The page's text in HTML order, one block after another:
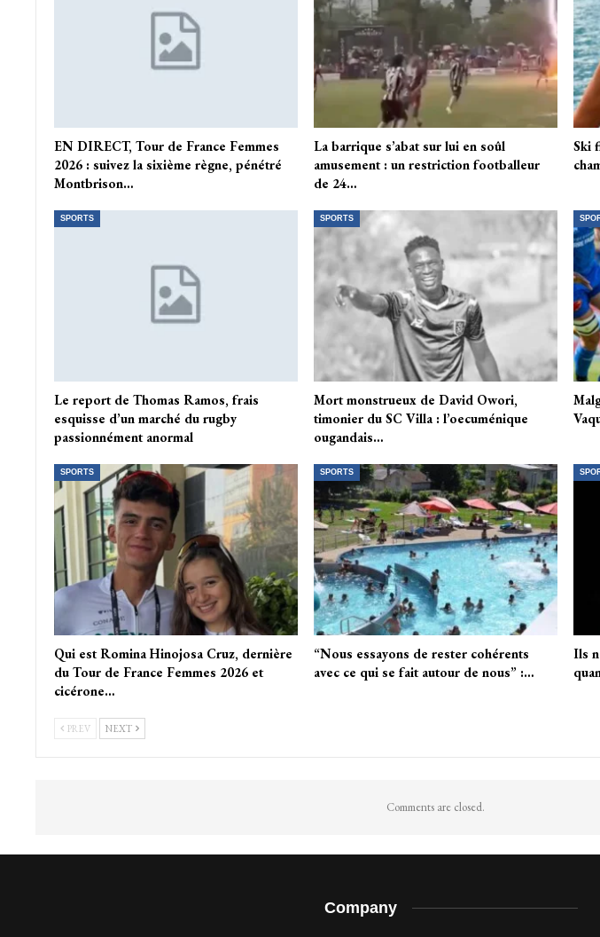
EN DIRECT, Tour de France Femmes
2026 : suivez la sixième règne, pénétré
Montbrison…
La barrique s’abat sur lui en soûl
amusement : un restriction footballeur
de 24…
Ski
SPORTS
Le report de Thomas Ramos, frais
esquisse d’un marché du rugby
passionnément anormal
SPORTS
Mort monstrueux de David Owori,
timonier du SC Villa : l’oecuménique
ougandais…
SPORTS
Qui est Romina Hinojosa Cruz, dernière
du Tour de France Femmes 2026 et
cicérone…
SPORTS
“Nous essayons de rester cohérents
avec ce qui se fait autour de nous” :…
Ils
PREV NEXT
Comments are closed.
Company